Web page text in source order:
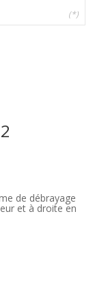
(*)
de débrayage
et à droite en